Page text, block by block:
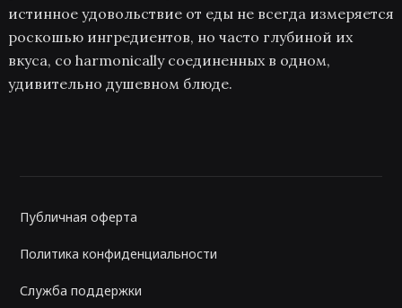
истинное удовольствие от еды не всегда измеряется
роскошью ингредиентов, но часто глубиной их
вкуса, со harmonically соединенных в одном,
удивительно душевном блюде.
Публичная оферта
Политика конфиденциальности
Служба поддержки